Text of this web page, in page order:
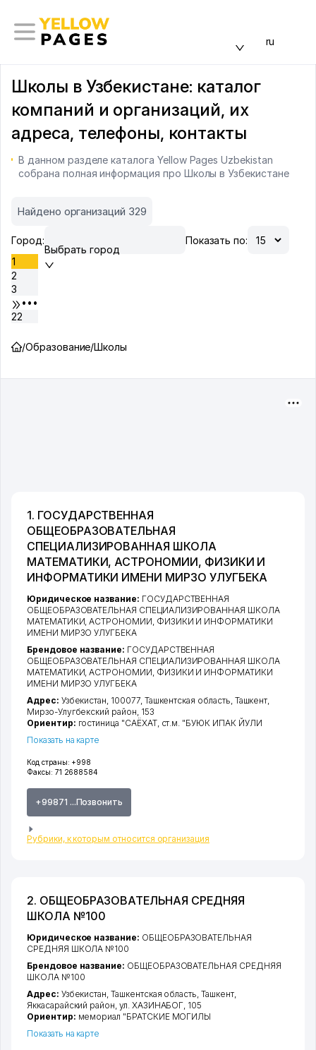
ru
Школы в Узбекистане: каталог
компаний и организаций, их
адреса, телефоны, контакты
В данном разделе каталога Yellow Pages Uzbekistan
собрана полная информация про Школы в Узбекистане
Найдено организаций 329
Город:
Выбрать город
Показать по:
1
2
3
•••
22
/Образование/Школы
1. ГОСУДАРСТВЕННАЯ
ОБЩЕОБРАЗОВАТЕЛЬНАЯ
СПЕЦИАЛИЗИРОВАННАЯ ШКОЛА
МАТЕМАТИКИ, АСТРОНОМИИ, ФИЗИКИ И
ИНФОРМАТИКИ ИМЕНИ МИРЗО УЛУГБЕКА
Код страны: +998
Факсы: 71 2688584
+99871 ...Позвонить
Рубрики, к которым относится организация
Юридическое название: ГОСУДАРСТВЕННАЯ
ОБЩЕОБРАЗОВАТЕЛЬНАЯ СПЕЦИАЛИЗИРОВАННАЯ ШКОЛА
МАТЕМАТИКИ, АСТРОНОМИИ, ФИЗИКИ И ИНФОРМАТИКИ
ИМЕНИ МИРЗО УЛУГБЕКА
Брендовое название: ГОСУДАРСТВЕННАЯ
ОБЩЕОБРАЗОВАТЕЛЬНАЯ СПЕЦИАЛИЗИРОВАННАЯ ШКОЛА
МАТЕМАТИКИ, АСТРОНОМИИ, ФИЗИКИ И ИНФОРМАТИКИ
ИМЕНИ МИРЗО УЛУГБЕКА
Адрес: Узбекистан, 100077, Ташкентская область Ташкент
Мирзо-Улугбекский район , 153
Ориентир: гостиница "САЁХАТ, ст.м. "БУЮК ИПАК ЙУЛИ
Показать на карте
2. ОБЩЕОБРАЗОВАТЕЛЬНАЯ СРЕДНЯЯ
ШКОЛА №100
Юридическое название: ОБЩЕОБРАЗОВАТЕЛЬНАЯ
СРЕДНЯЯ ШКОЛА №100
Брендовое название: ОБЩЕОБРАЗОВАТЕЛЬНАЯ СРЕДНЯЯ
ШКОЛА №100
Адрес: Узбекистан,Ташкентская область,Ташкент,
Яккасарайский район, ул. ХАЗИНАБОГ, 105
Ориентир: мемориал "БРАТСКИЕ МОГИЛЫ
Показать на карте